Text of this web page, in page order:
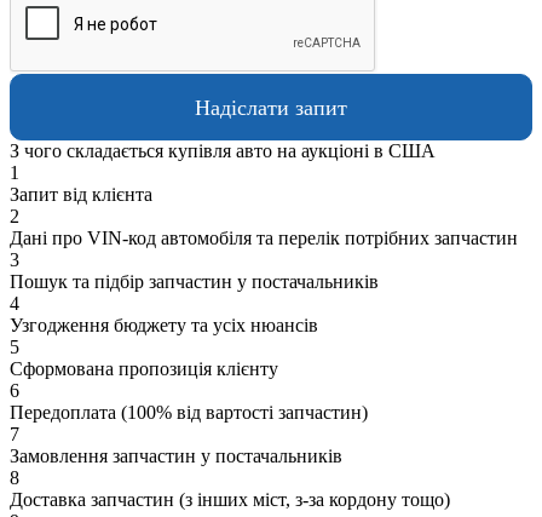
З чого складається купівля авто на аукціоні в США
1
Запит від клієнта
2
Дані про VIN-код автомобіля та перелік потрібних запчастин
3
Пошук та підбір запчастин у постачальників
4
Узгодження бюджету та усіх нюансів
5
Сформована пропозиція клієнту
6
Передоплата (100% від вартості запчастин)
7
Замовлення запчастин у постачальників
8
Доставка запчастин (з інших міст, з-за кордону тощо)